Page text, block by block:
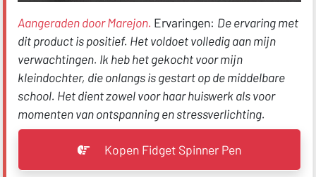
Aangeraden door Marejon. Ervaringen: De ervaring met
dit product is positief. Het voldoet volledig aan mijn
verwachtingen. Ik heb het gekocht voor mijn
kleindochter, die onlangs is gestart op de middelbare
school. Het dient zowel voor haar huiswerk als voor
momenten van ontspanning en stressverlichting.
Kopen Fidget Spinner Pen